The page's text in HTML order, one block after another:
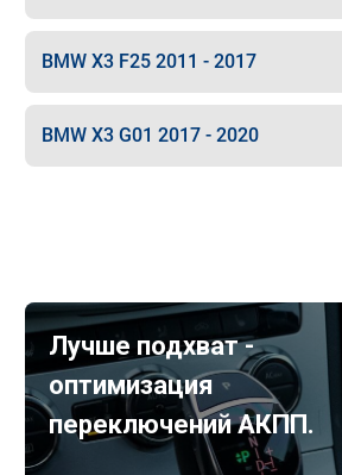
BMW X3 F25 2011 - 2017
BMW X3 G01 2017 - 2020
Лучше подхват -
оптимизация
переключений АКПП.